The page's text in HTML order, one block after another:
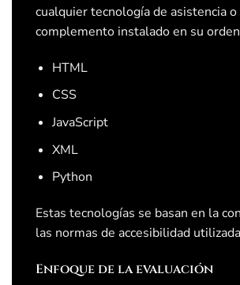
cualquier tecnología de asistencia o
complemento instalado en su
HTML
CSS
JavaScript
XML
Python
Estas tecnologías se basan en la
las normas de accesibilidad
Enfoque de la evaluación